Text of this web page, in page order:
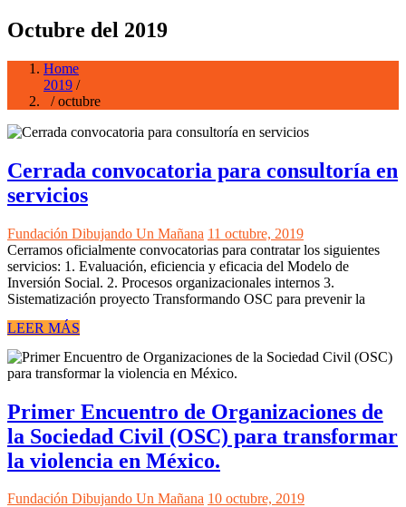
Octubre del 2019
Home
2019 /
/ octubre
Cerrada convocatoria para consultoría en
servicios
Fundación Dibujando Un Mañana 11 octubre, 2019
Cerramos oficialmente convocatorias para contratar los siguientes
servicios: 1. Evaluación, eficiencia y eficacia del Modelo de
Inversión Social. 2. Procesos organizacionales internos 3.
Sistematización proyecto Transformando OSC para prevenir la
LEER MÁS
Primer Encuentro de Organizaciones de
la Sociedad Civil (OSC) para transformar
la violencia en México.
Fundación Dibujando Un Mañana 10 octubre, 2019